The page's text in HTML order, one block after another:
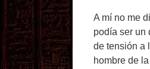
A mí no me
podía ser un
de tensión a
hombre de